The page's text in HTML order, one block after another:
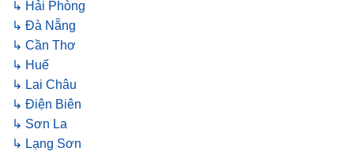
↳ Hải Phòng
↳ Đà Nẵng
↳ Cần Thơ
↳ Huế
↳ Lai Châu
↳ Điện Biên
↳ Sơn La
↳ Lạng Sơn